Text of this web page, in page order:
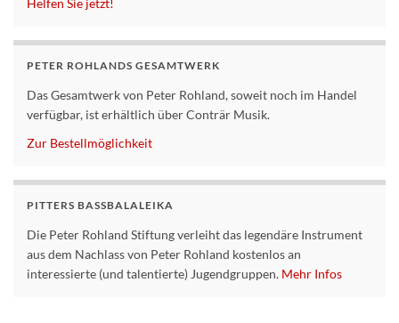
PETER ROHLANDS GESAMTWERK
Das Gesamtwerk von Peter Rohland, soweit noch im Handel
verfügbar, ist erhältlich über Conträr Musik.
Zur Bestellmöglichkeit
PITTERS BASSBALALEIKA
Die Peter Rohland Stiftung verleiht das legendäre Instrument
aus dem Nachlass von Peter Rohland kostenlos an
interessierte (und talentierte) Jugendgruppen. Mehr Infos